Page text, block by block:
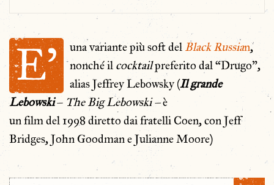
E’ una variante più soft del Black Russian,
nonché il cocktailpreferito dal “Drugo”,
alias Jeffrey Lebowsky (Il grande
Lebowski– The Big Lebowski –è
un film del 1998 diretto dai fratelli Coen, con Jeff
Bridges, John Goodman e Julianne Moore)